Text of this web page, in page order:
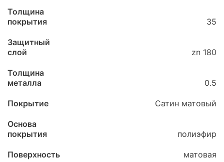
Толщина
покрытия
35
Защитный
слой
zn 180
Толщина
металла
0.5
Покрытие Сатин матовый
Основа
покрытия
полиэфир
Поверхность матовая